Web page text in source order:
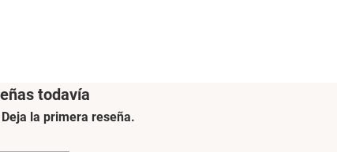
todavía
la primera reseña.